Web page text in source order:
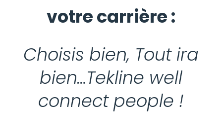
votre carrière :
Choisis bien, Tout ira
bien…Tekline well
connect people !